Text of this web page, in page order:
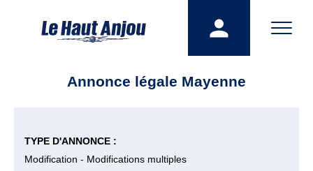
Annonce légale Mayenne
TYPE D'ANNONCE :
Modification - Modifications multiples